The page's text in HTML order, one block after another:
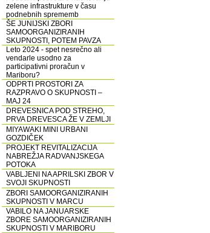
zelene infrastrukture v času
podnebnih sprememb
ŠE JUNIJSKI ZBORI
SAMOORGANIZIRANIH
SKUPNOSTI, POTEM PAVZA
Leto 2024 - spet nesrečno ali
vendarle usodno za
participativni proračun v
Mariboru?
ODPRTI PROSTORI ZA
RAZPRAVO O SKUPNOSTI –
MAJ 24
DREVESNICA POD STREHO,
PRVA DREVESCA ŽE V ZEMLJI
MIYAWAKI MINI URBANI
GOZDIČEK
PROJEKT REVITALIZACIJA
NABREŽJA RADVANJSKEGA
POTOKA
VABLJENI NA APRILSKI ZBOR V
SVOJI SKUPNOSTI
ZBORI SAMOORGANIZIRANIH
SKUPNOSTI V MARCU
VABILO NA JANUARSKE
ZBORE SAMOORGANIZIRANIH
SKUPNOSTI V MARIBORU